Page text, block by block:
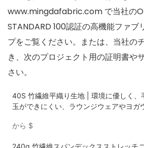
www.mingdafabric.com で当社の
STANDARD 100認証の高機能ファブ
プをご覧ください。または、当社の
き、次のプロジェクト用の証明書や
さい。
40S 竹繊維平織り生地 | 環境に優しく、
玉ができにくい、ラウンジウェアやヨガ
から $